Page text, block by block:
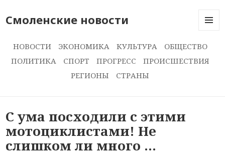
Смоленские новости
И
НОВОСТИ ЭКОНОМИКА КУЛЬТУРА
ОБЩЕСТВО
ПОЛИТИКА
СПОРТ ПРОГРЕСС
ПРОИСШЕСТВИЯ
РЕГИОНЫ
СТРАНЫ
С ума посходили с этими
мотоциклистами! Не
слишком ли много …